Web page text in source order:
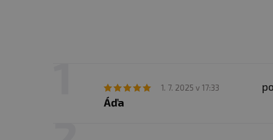
1. 7. 2025 v 17:33
Áďa